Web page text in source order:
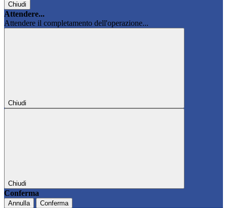
Chiudi
Attendere...
Attendere il completamento dell'operazione...
Chiudi
Chiudi
Conferma
Annulla Conferma